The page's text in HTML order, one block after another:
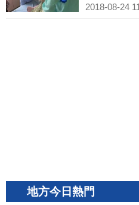
2018-08-24
地方今日熱門